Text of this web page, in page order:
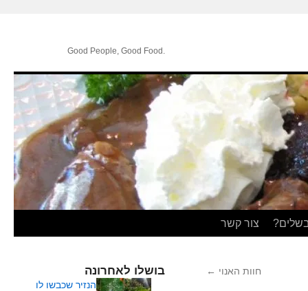
.Good People, Good Food
צור קשר
חוות האנוי ← בושלו לאחרונה
הנזיר שכבשו לו